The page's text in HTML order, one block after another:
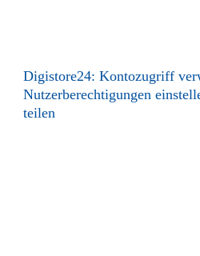
Digistore24: Kontozugriff
Nutzerberechtigungen
teilen